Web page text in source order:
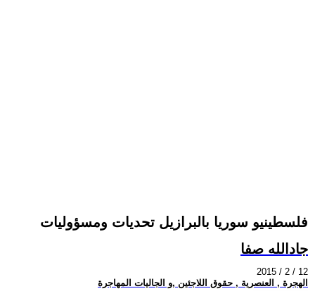
فلسطينيو سوريا بالبرازيل تحديات ومسؤوليات
جادالله صفا
2015 / 2 / 12
الهجرة , العنصرية , حقوق اللاجئين ,و الجاليات المهاجرة